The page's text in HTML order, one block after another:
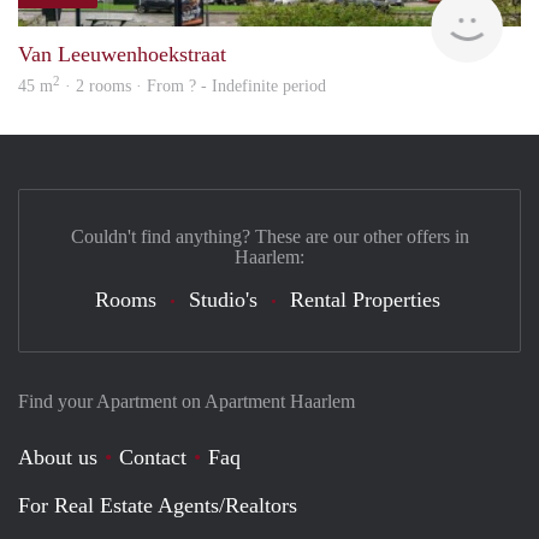
Van Leeuwenhoekstraat
45 m2 · 2 rooms · From ? - Indefinite period
Find your Apartment on Apartment Haarlem
About us Contact
Faq
For Real Estate Agents/Realtors
Couldn't find anything? These are our other offers in
Haarlem:
Rooms Studio's Rental Properties